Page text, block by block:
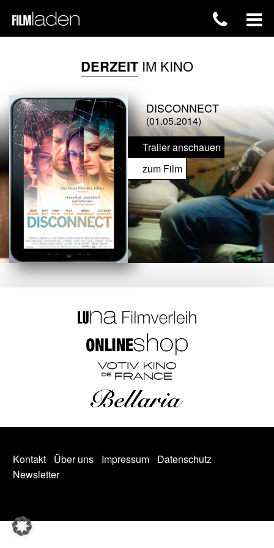
DERZEITIM KINO
DISCONNECT
(01.05.2014)
Trailer anschauen
zum Film
Kontakt Über uns Impressum
Datenschutz
Newsletter